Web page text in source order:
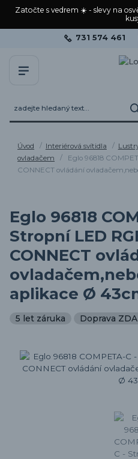
Zatočte s vedrem ☀️ - slevy na
731 574 461
Úvod Interiérová svítidla
ovladačem
Eglo 96818
CONNECT ovládání
Eglo 96818
Stropní LED
CONNECT
aplikace Ø
5 let záruka Doprava